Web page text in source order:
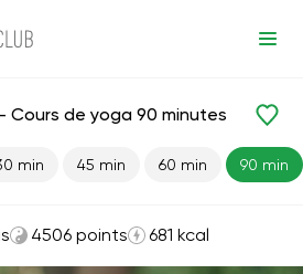
Cours de yoga 90 minutes
min 45 min 60 min 90 min
4506 points 681 kcal